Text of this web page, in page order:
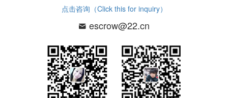
点击咨询（Click this for inquiry）
escrow@22.cn